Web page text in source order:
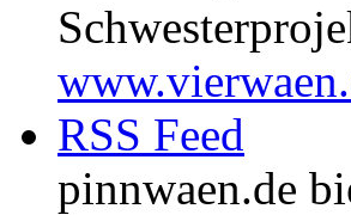
RSS Feed
pinnwaen.de